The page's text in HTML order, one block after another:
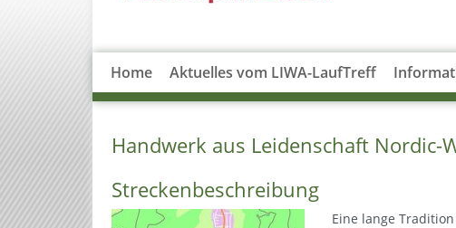
Home Aktuelles vom LIWA-LaufTreff
Handwerk aus Leidenschaft Nordic-
Streckenbeschreibung
Eine lange